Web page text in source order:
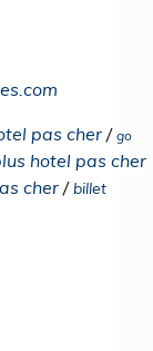
pas cher / go
hotel pas cher
cher /billet